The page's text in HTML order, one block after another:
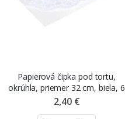
Papierová čipka pod tortu,
okrúhla, priemer 32 cm, biela, 6
ks
2,40 €